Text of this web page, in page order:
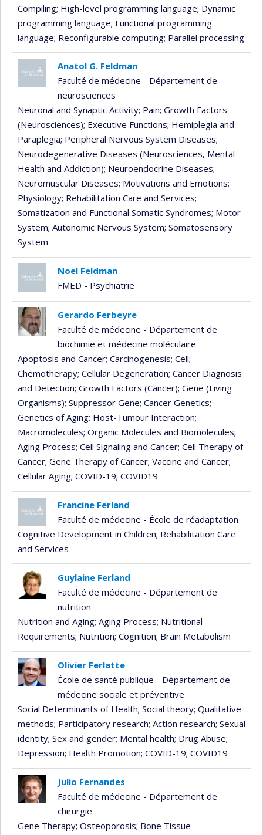
Compiling; High-level programming language; Dynamic
programming language; Functional programming
language; Reconfigurable computing; Parallel processing
Anatol G. Feldman
Faculté de médecine - Département de
neurosciences
Neuronal and Synaptic Activity; Pain; Growth Factors
(Neurosciences); Executive Functions; Hemiplegia and
Paraplegia; Peripheral Nervous System Diseases;
Neurodegenerative Diseases (Neurosciences, Mental
Health and Addiction); Neuroendocrine Diseases;
Neuromuscular Diseases; Motivations and Emotions;
Physiology; Rehabilitation Care and Services;
Somatization and Functional Somatic Syndromes; Motor
System; Autonomic Nervous System; Somatosensory
System
Noel Feldman
FMED - Psychiatrie
Gerardo Ferbeyre
Faculté de médecine - Département de
biochimie et médecine moléculaire
Apoptosis and Cancer; Carcinogenesis; Cell;
Chemotherapy; Cellular Degeneration; Cancer Diagnosis
and Detection; Growth Factors (Cancer); Gene (Living
Organisms); Suppressor Gene; Cancer Genetics;
Genetics of Aging; Host-Tumour Interaction;
Macromolecules; Organic Molecules and Biomolecules;
Aging Process; Cell Signaling and Cancer; Cell Therapy of
Cancer; Gene Therapy of Cancer; Vaccine and Cancer;
Cellular Aging; COVID-19; COVID19
Francine Ferland
Faculté de médecine - École de réadaptation
Cognitive Development in Children; Rehabilitation Care
and Services
Guylaine Ferland
Faculté de médecine - Département de
nutrition
Nutrition and Aging; Aging Process; Nutritional
Requirements; Nutrition; Cognition; Brain Metabolism
Olivier Ferlatte
École de santé publique - Département de
médecine sociale et préventive
Social Determinants of Health; Social theory; Qualitative
methods; Participatory research; Action research; Sexual
identity; Sex and gender; Mental health; Drug Abuse;
Depression; Health Promotion; COVID-19; COVID19
Julio Fernandes
Faculté de médecine - Département de
chirurgie
Gene Therapy; Osteoporosis; Bone Tissue